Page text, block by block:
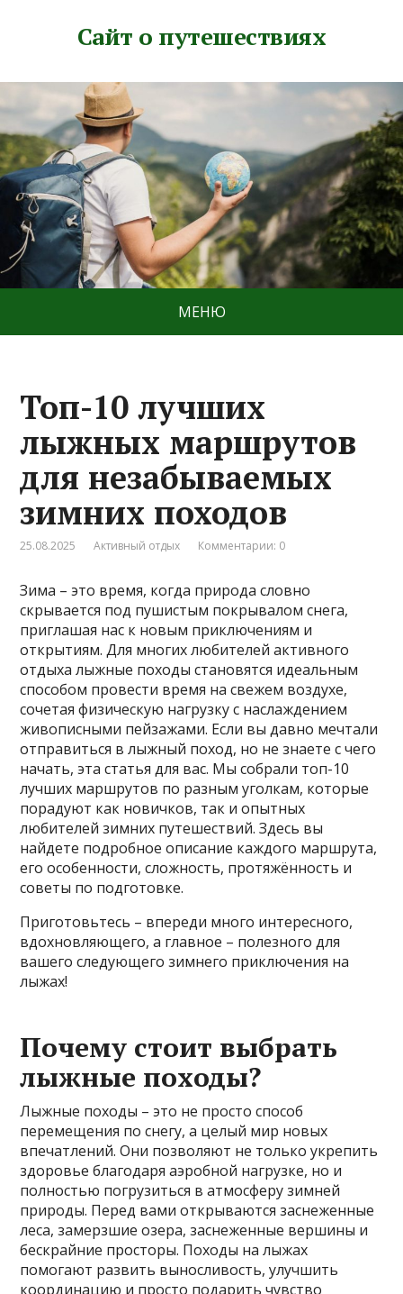
Сайт о путешествиях
МЕНЮ
Топ-10 лучших
лыжных маршрутов
для незабываемых
зимних походов
25.08.2025 Активный отдых Комментарии: 0
Зима – это время, когда природа словно
скрывается под пушистым покрывалом снега,
приглашая нас к новым приключениям и
открытиям. Для многих любителей активного
отдыха лыжные походы становятся идеальным
способом провести время на свежем воздухе,
сочетая физическую нагрузку с наслаждением
живописными пейзажами. Если вы давно мечтали
отправиться в лыжный поход, но не знаете с чего
начать, эта статья для вас. Мы собрали топ-10
лучших маршрутов по разным уголкам, которые
порадуют как новичков, так и опытных
любителей зимних путешествий. Здесь вы
найдете подробное описание каждого маршрута,
его особенности, сложность, протяжённость и
советы по подготовке.
Приготовьтесь – впереди много интересного,
вдохновляющего, а главное – полезного для
вашего следующего зимнего приключения на
лыжах!
Почему стоит выбрать
лыжные походы?
Лыжные походы – это не просто способ
перемещения по снегу, а целый мир новых
впечатлений. Они позволяют не только укрепить
здоровье благодаря аэробной нагрузке, но и
полностью погрузиться в атмосферу зимней
природы. Перед вами открываются заснеженные
леса, замерзшие озера, заснеженные вершины и
бескрайние просторы. Походы на лыжах
помогают развить выносливость, улучшить
координацию и просто подарить чувство